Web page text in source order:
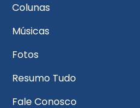
Colunas
Músicas
Fotos
Resumo Tudo
Fale Conosco